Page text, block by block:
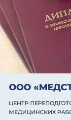
ООО
ЦЕНТР
МЕДИЦИНСКИХ